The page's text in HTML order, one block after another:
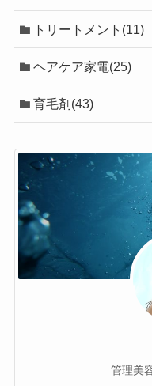
トリートメント(11)
ヘアケア家電(25)
育毛剤(43)
管理美